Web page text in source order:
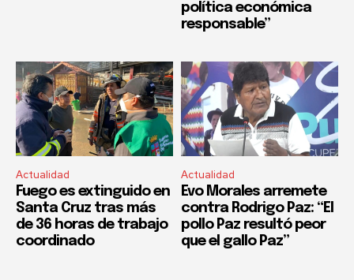
política económica
responsable”
Actualidad
Fuego es extinguido en
Santa Cruz tras más
de 36 horas de trabajo
coordinado
Actualidad
Evo Morales arremete
contra Rodrigo Paz: “El
pollo Paz resultó peor
que el gallo Paz”